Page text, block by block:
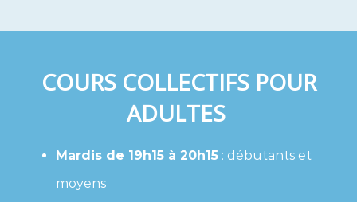
COURS COLLECTIFS POUR
ADULTES
Mardis de 19h15 à 20h15 : débutants et
moyens